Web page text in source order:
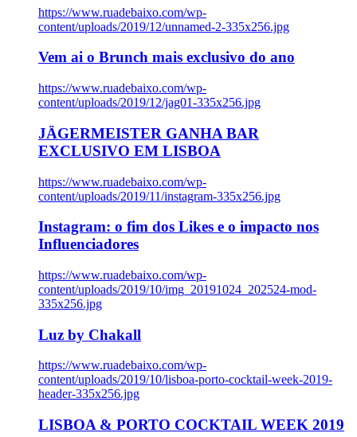
https://www.ruadebaixo.com/wp-
content/uploads/2019/12/unnamed-2-335x256.jpg
Vem ai o Brunch mais exclusivo do ano
https://www.ruadebaixo.com/wp-
content/uploads/2019/12/jag01-335x256.jpg
JÄGERMEISTER GANHA BAR
EXCLUSIVO EM LISBOA
https://www.ruadebaixo.com/wp-
content/uploads/2019/11/instagram-335x256.jpg
Instagram: o fim dos Likes e o impacto nos
Influenciadores
https://www.ruadebaixo.com/wp-
content/uploads/2019/10/img_20191024_202524-mod-
335x256.jpg
Luz by Chakall
https://www.ruadebaixo.com/wp-
content/uploads/2019/10/lisboa-porto-cocktail-week-2019-
header-335x256.jpg
LISBOA & PORTO COCKTAIL WEEK 2019